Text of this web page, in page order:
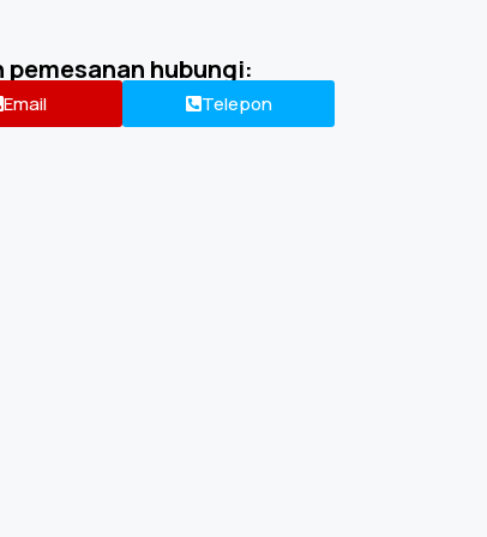
hubungi:
Email Telepon